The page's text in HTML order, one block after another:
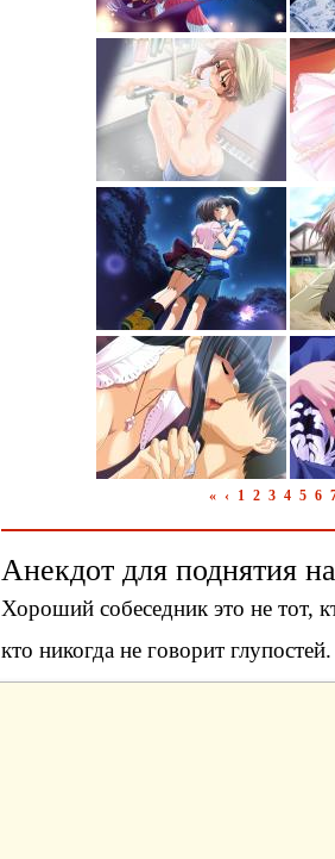
« ‹ 1 2 3 4 5 6
Анекдот для поднятия
Хороший собеседник это не тот,
кто никогда не говорит